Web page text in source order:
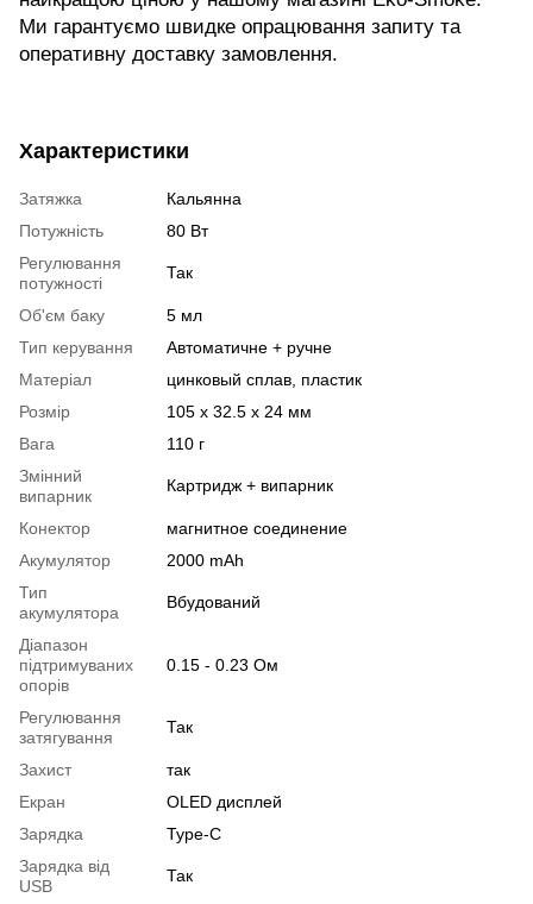
Ми гарантуємо швидке опрацювання запиту та
оперативну доставку замовлення.
Характеристики
Затяжка
Кальянна
Потужність
80 Вт
Регулювання
потужності
Так
Об'єм баку
5 мл
Тип керування
Автоматичне + ручне
Матеріал
цинковый сплав, пластик
Розмір
105 x 32.5 x 24 мм
Вага
110 г
Змінний
випарник
Картридж + випарник
Конектор
магнитное соединение
Акумулятор
2000 mAh
Тип
акумулятора
Вбудований
Діапазон
підтримуваних
опорів
0.15 - 0.23 Ом
Регулювання
затягування
Так
Захист
так
Екран
OLED дисплей
Зарядка
Type-C
Зарядка від
USB
Так